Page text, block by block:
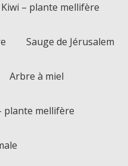
Kiwi – plante mellifère
Sauge de Jérusalem
Arbre à miel
plante mellifère